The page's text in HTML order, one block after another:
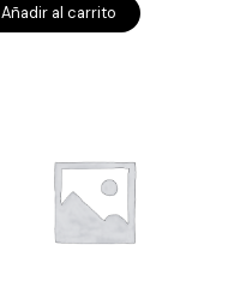
Añadir al carrito